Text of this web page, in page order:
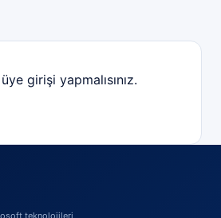
girişi yapmalısınız.
teknolojileri